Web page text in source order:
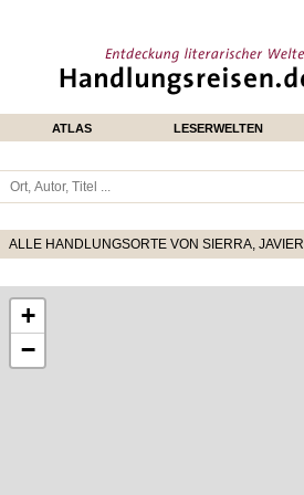
ATLAS LESERWELTEN
ALLE HANDLUNGSORTE VON SIERRA, JAVIER
+
−